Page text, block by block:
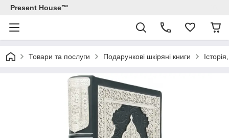
Present House™
Товари та послуги Подарункові шкіряні книги